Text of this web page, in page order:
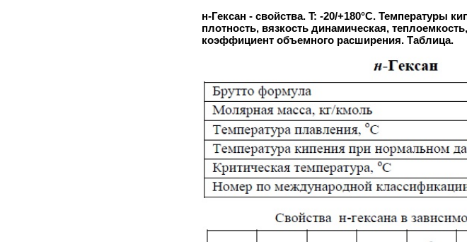
н-Гексан - свойства. T: -20/+180°C. Температуры
плотность, вязкость динамическая,
коэффициент объемного расширения. Таблица.